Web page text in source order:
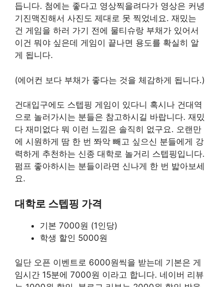
듭니다. 첨에는 좋다고 영상찍을려다가 영상은 커녕
기진맥진해서 사진도 제대로 못 찍었네요. 재밌는
건 게임을 하러 가기 전에 물티슈랑 부채가 있어서
이건 뭐야 싶은데 게임이 끝나면 용도를 확실히 알
게 됩니다.
(에어컨 보다 부채가 좋다는 것을 체감하게 됩니다.)
건대입구에도 스텝핑 게임이 있다니 혹시나 건대역
으로 놀러가시는 분들은 참고하시길 바랍니다. 재밌
다 재미없다 뭐 이런 느낌은 솔직히 없구요. 오랜만
에 시원하게 땀 한 번 쫘악 빼고 싶으신 분들에게 강
력하게 추천하는 신종 대학로 놀거리 스텝핑입니다.
펌프 좋아하시는 분들이라면 신나게 한 번 밟아보세
요.
대학로 스텝핑 가격
기본 7000원 (1인당)
학생 할인 5000원
일단 오픈 이벤트로 6000원씩을 받는데 기본은 게
임시간 15분에 7000원 이라고 합니다. 네이버 리뷰